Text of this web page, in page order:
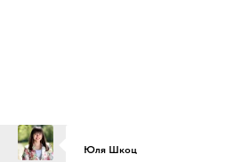
Юля Шкоц